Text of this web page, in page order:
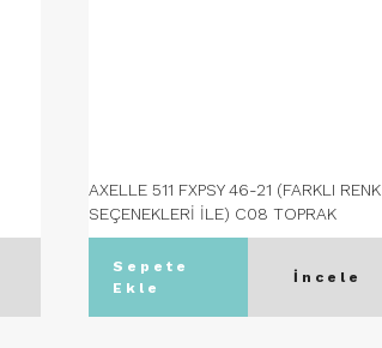
AXELLE 511 FXPSY 46-21 (FARKLI RENK
SEÇENEKLERİ İLE) C08 TOPRAK
Sepete
Ekle
İncele